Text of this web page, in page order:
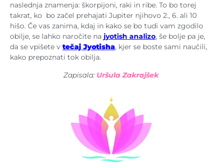
naslednja znamenja: škorpijoni, raki in ribe. To bo torej
takrat, ko bo začel prehajati Jupiter njihovo 2., 6. ali 10
hišo. Če vas zanima, kdaj in kako se bo tudi vam zgodilo
obilje, se lahko naročite na jyotish analizo, še bolje pa je,
da se vpišete v tečaj Jyotisha, kjer se boste sami naučili,
kako prepoznati tok obilja.
Zapisala: Uršula Zakrajšek